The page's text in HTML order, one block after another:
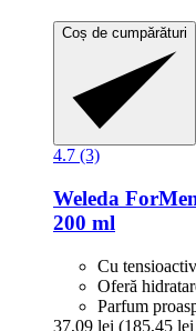
Coș de cumpărături
4.7 (3)
Weleda
200 ml
Cu
Oferă
Parfum
37,09 lei (185,45